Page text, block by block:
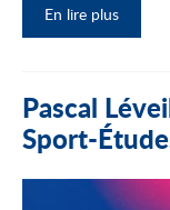
En lire plus
Pascal
Sport-